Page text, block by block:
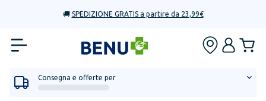
🚚 SPEDIZIONE GRATIS a partire da 23,99€
Consegna e offerte per